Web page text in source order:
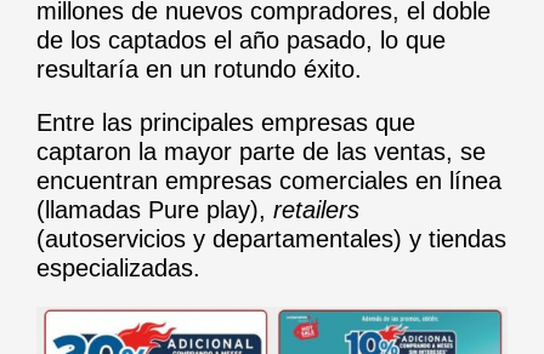
millones de nuevos compradores, el doble
de los captados el año pasado, lo que
resultaría en un rotundo éxito.
Entre las principales empresas que
captaron la mayor parte de las ventas, se
encuentran empresas comerciales en línea
(llamadas Pure play), retailers
(autoservicios y departamentales) y tiendas
especializadas.